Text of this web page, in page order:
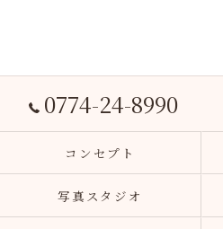
0774-24-8990
コンセプト
写真スタジオ